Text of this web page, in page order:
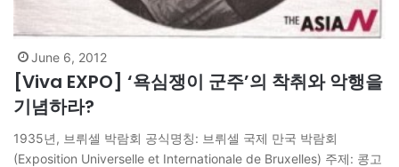
June 6, 2012
[Viva EXPO] ‘욕심쟁이 군주’의 착취와 악행을
기념하라?
1935년, 브뤼셀 박람회 공식명칭: 브뤼셀 국제 만국 박람회
(Exposition Universelle et Internationale de Bruxelles) 주제: 콩고